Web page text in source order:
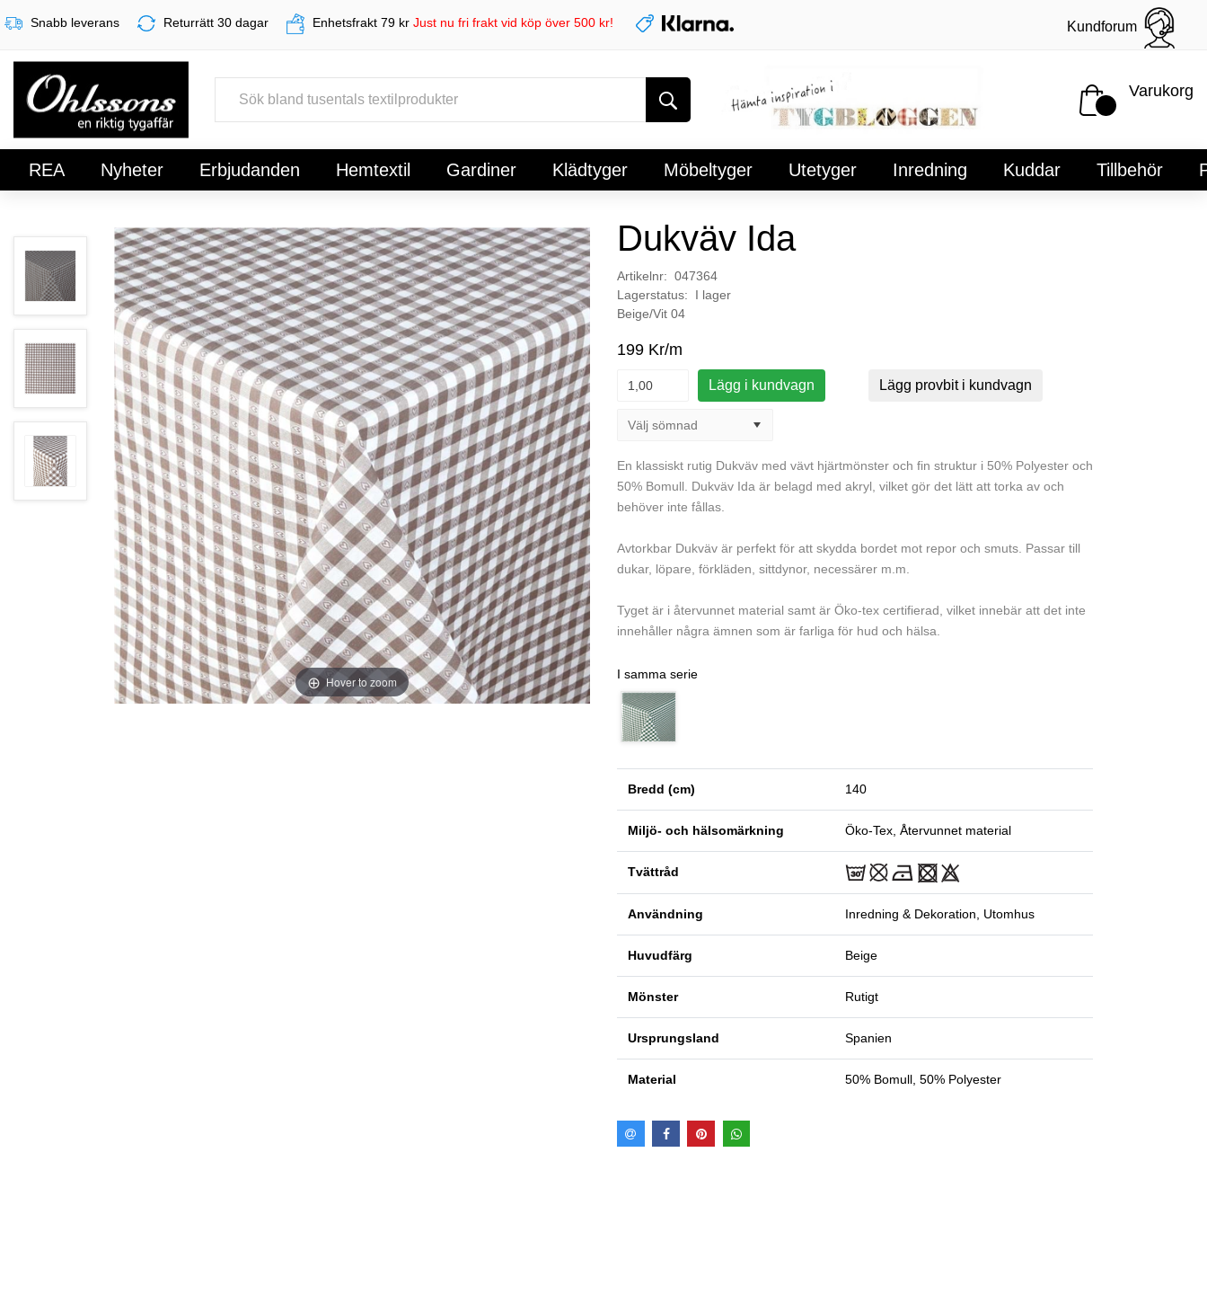
Snabb leverans Returrätt 30 dagar Enhetsfrakt 79 kr Just nu fri frakt vid köp över 500 kr! Kundforum
Varukorg
REA Nyheter Erbjudanden Hemtextil Gardiner Klädtyger Möbeltyger Utetyger Inredning Kuddar Tillbehör
Hover to zoom
Dukväv Ida
Artikelnr: 047364
Lagerstatus: I lager
Beige/Vit 04
199 Kr/m
Lägg i kundvagn Lägg provbit i kundvagn
En klassiskt rutig Dukväv med vävt hjärtmönster och fin struktur i 50% Polyester och
50% Bomull. Dukväv Ida är belagd med akryl, vilket gör det lätt att torka av och
behöver inte fållas.
Avtorkbar Dukväv är perfekt för att skydda bordet mot repor och smuts. Passar till
dukar, löpare, förkläden, sittdynor, necessärer m.m.
Tyget är i återvunnet material samt är Öko-tex certifierad, vilket innebär att det inte
innehåller några ämnen som är farliga för hud och hälsa.
I samma serie
Bredd (cm) 140
Miljö- och hälsomärkning Öko-Tex, Återvunnet material
Tvättråd
Användning Inredning & Dekoration, Utomhus
Huvudfärg Beige
Mönster Rutigt
Ursprungsland Spanien
Material 50% Bomull, 50% Polyester